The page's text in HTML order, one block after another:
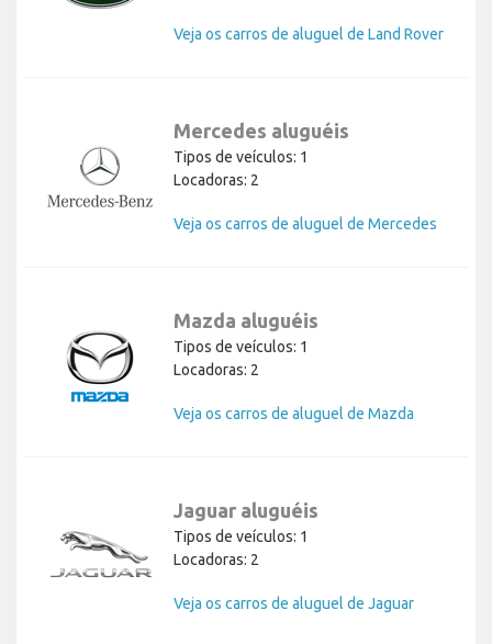
Veja os carros de aluguel de Land Rover
Mercedes aluguéis
Tipos de veículos: 1
Locadoras: 2
Veja os carros de aluguel de Mercedes
Mazda aluguéis
Tipos de veículos: 1
Locadoras: 2
Veja os carros de aluguel de Mazda
Jaguar aluguéis
Tipos de veículos: 1
Locadoras: 2
Veja os carros de aluguel de Jaguar